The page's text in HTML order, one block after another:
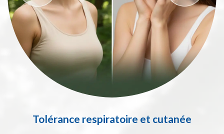
Tolérance respiratoire et cutanée